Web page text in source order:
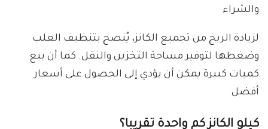
والشراء
لزيادة الربح من تجميع الكانز، يُنصح بتنظيف العلب
وضغطها لتوفير مساحة التخزين والنقل. كما أن بيع
كميات كبيرة يمكن أن يؤدي إلى الحصول على أسعار
أفضل
كيلو الكانز كم واحدة تقريبا؟